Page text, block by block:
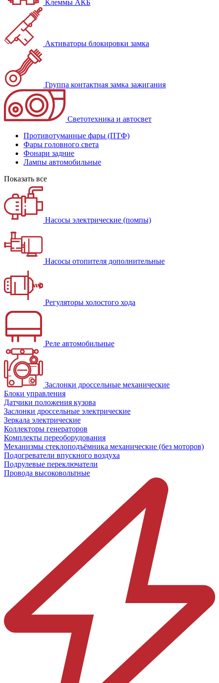
Клеммы АКБ
Активаторы блокировки замка
Группа контактная замка зажигания
Светотехника и автосвет
Противотуманные фары (ПТФ)
Фары головного света
Фонари задние
Лампы автомобильные
Показать все
Насосы электрические (помпы)
Насосы отопителя дополнительные
Регуляторы холостого хода
Реле автомобильные
Заслонки дроссельные механические
Блоки управления
Датчики положения кузова
Заслонки дроссельные электрические
Зеркала электрические
Коллекторы генераторов
Комплекты переоборудования
Механизмы стеклоподъёмника механические (без моторов)
Подогреватели впускного воздуха
Подрулевые переключатели
Провода высоковольтные